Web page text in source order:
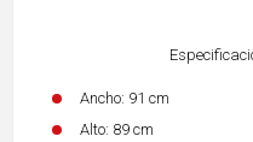
Ancho: 91 cm
Alto: 89 cm